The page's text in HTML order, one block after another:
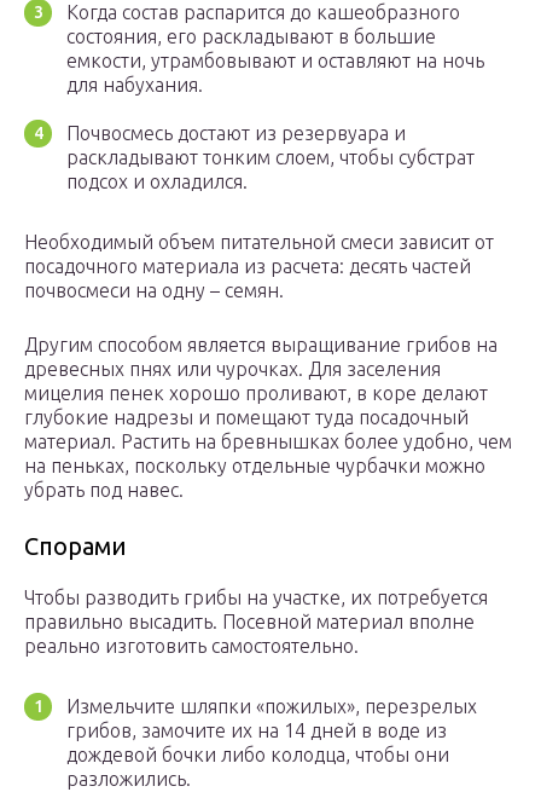
Когда состав распарится до кашеобразного
состояния, его раскладывают в большие
емкости, утрамбовывают и оставляют на ночь
для набухания.
Почвосмесь достают из резервуара и
раскладывают тонким слоем, чтобы субстрат
подсох и охладился.
Необходимый объем питательной смеси зависит от
посадочного материала из расчета: десять частей
почвосмеси на одну – семян.
Другим способом является выращивание грибов на
древесных пнях или чурочках. Для заселения
мицелия пенек хорошо проливают, в коре делают
глубокие надрезы и помещают туда посадочный
материал. Растить на бревнышках более удобно, чем
на пеньках, поскольку отдельные чурбачки можно
убрать под навес.
Спорами
Чтобы разводить грибы на участке, их потребуется
правильно высадить. Посевной материал вполне
реально изготовить самостоятельно.
Измельчите шляпки «пожилых», перезрелых
грибов, замочите их на 14 дней в воде из
дождевой бочки либо колодца, чтобы они
разложились.